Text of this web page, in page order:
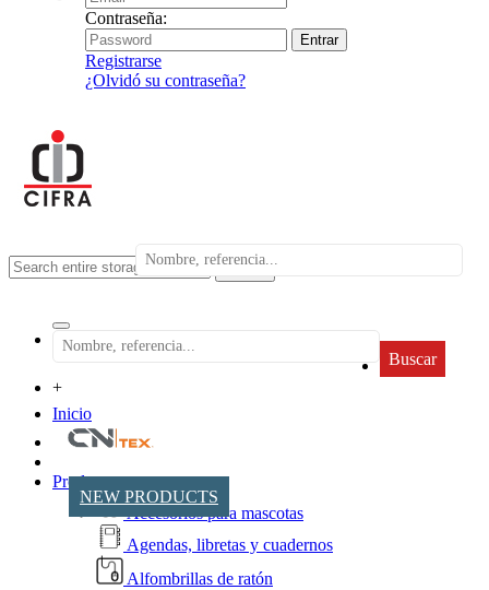
Contraseña:
Registrarse
¿Olvidó su contraseña?
search
Buscar
+
Inicio
NEW PRODUCTS
Productos
Accesorios para mascotas
Agendas, libretas y cuadernos
Alfombrillas de ratón